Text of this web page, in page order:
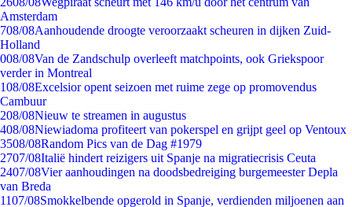
Amsterdam
708/08Aanhoudende droogte veroorzaakt scheuren in dijken Zuid-
Holland
008/08Van de Zandschulp overleeft matchpoints, ook Griekspoor
verder in Montreal
108/08Excelsior opent seizoen met ruime zege op promovendus
Cambuur
208/08Nieuw te streamen in augustus
408/08Niewiadoma profiteert van pokerspel en grijpt geel op Ventoux
3508/08Random Pics van de Dag #1979
2707/08Italië hindert reizigers uit Spanje na migratiecrisis Ceuta
2407/08Vier aanhoudingen na doodsbedreiging burgemeester Depla
van Breda
1107/08Smokkelbende opgerold in Spanje, verdienden miljoenen aan